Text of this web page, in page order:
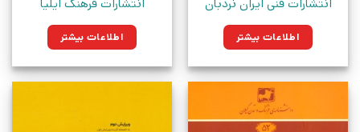
انتشارات فنی ایران نردبان
اطلاعات بیشتر
انتشارات فرهنگ ایلیا
اطلاعات بیشتر